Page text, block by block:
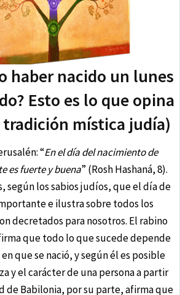
haber nacido un lunes
Esto es lo que opina
mística judía)
“En el día del nacimiento de
es fuerte y buena” (Rosh Hashaná, 8).
según los sabios judíos, que el día de
e ilustra sobre todos los
decretados para nosotros. El rabino
que todo lo que sucede depende
que se nació, y según él es posible
y el carácter de una persona a partir
de Babilonia, por su parte, afirma que